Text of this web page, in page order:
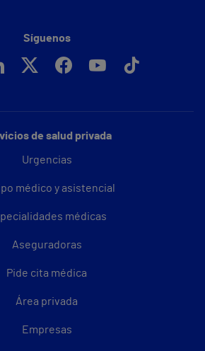
de salud privada
Urgencias
médico y asistencial
médicas
Aseguradoras
Pide cita médica
Área privada
Empresas
Síguenos